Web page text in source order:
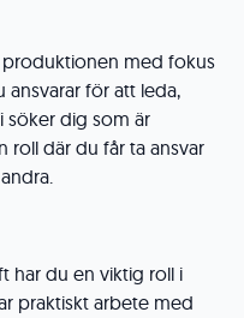
produktionen med fokus
för att leda,
söker dig som är
roll där du får ta ansvar
har du en viktig roll i
praktiskt arbete med